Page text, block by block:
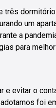
três
um
a
para
e evitar o
foi